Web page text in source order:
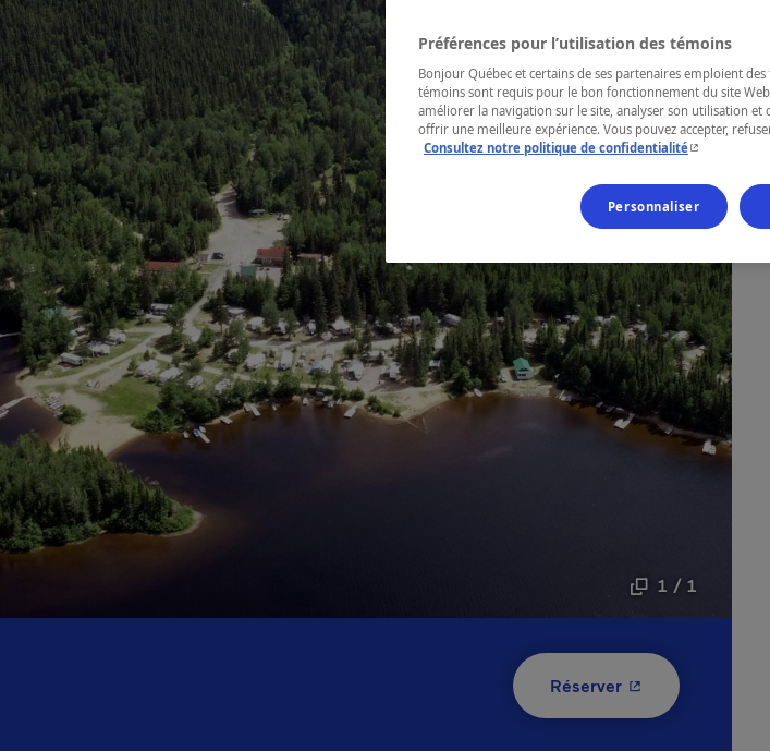
1 / 1
Réserver- Cet hyperlien
Préférences pour l’utilisation des témoins
Bonjour Québec et certains de ses partenaires emploient
témoins sont requis pour le bon fonctionnement du site
améliorer la navigation sur le site, analyser son utilisation
offrir une meilleure expérience. Vous pouvez accepter,
Consultez notre politique de confidentialité- Cet
Personnaliser